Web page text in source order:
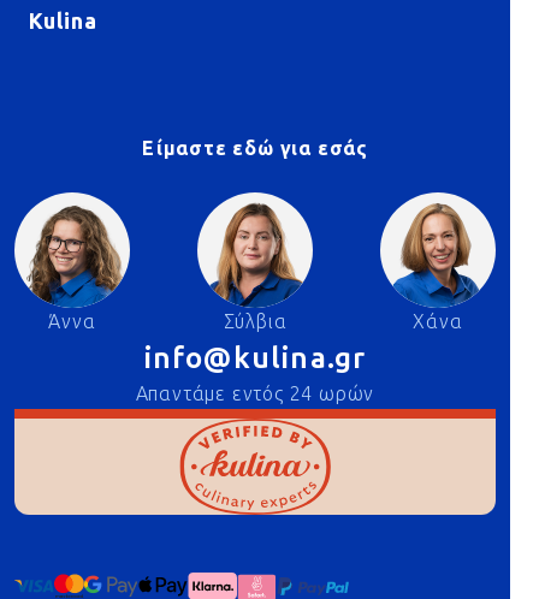
Kulina
Είμαστε εδώ για εσάς
Άννα Σύλβια Χάνα
info@kulina.gr
Απαντάμε εντός 24 ωρών